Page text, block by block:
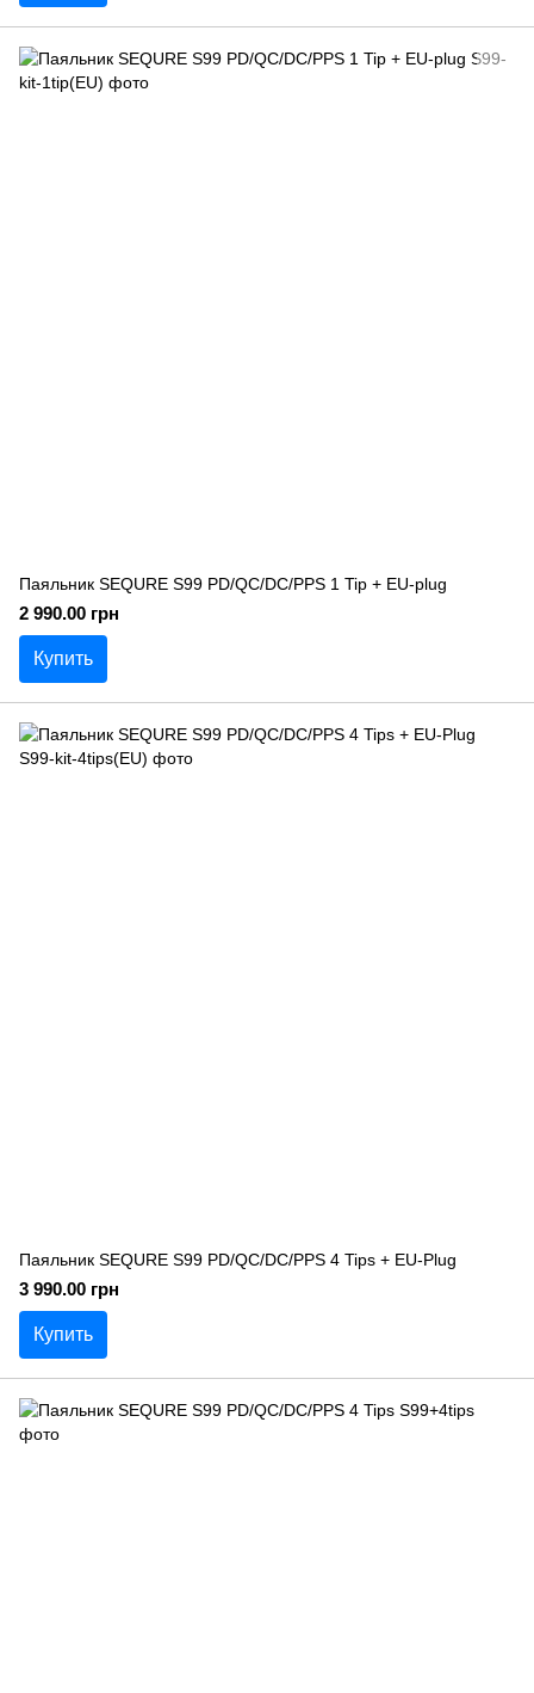
Паяльник SEQURE S99 PD/QC/DC/PPS 1 Tip + EU-plug
2 990.00 грн
Купить
Паяльник SEQURE S99 PD/QC/DC/PPS 4 Tips + EU-Plug
3 990.00 грн
Купить